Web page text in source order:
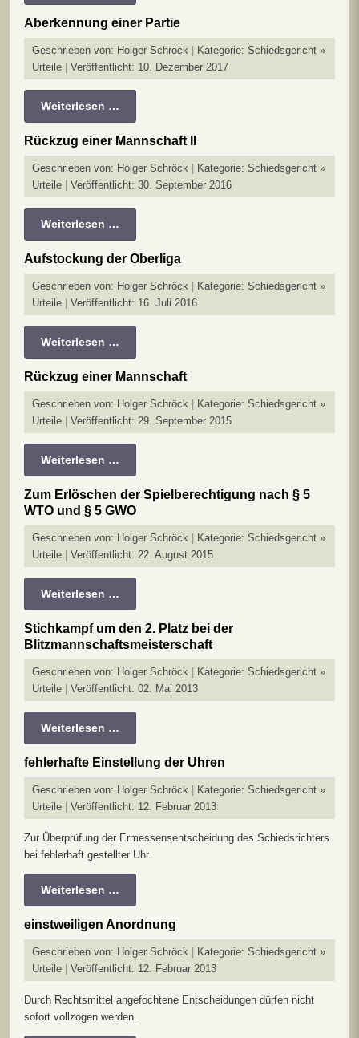
Aberkennung einer Partie
Geschrieben von: Holger Schröck Kategorie: Schiedsgericht »
Urteile
Veröffentlicht: 10. Dezember 2017
Weiterlesen …
Rückzug einer Mannschaft II
Geschrieben von: Holger Schröck Kategorie: Schiedsgericht »
Urteile
Veröffentlicht: 30. September 2016
Weiterlesen …
Aufstockung der Oberliga
Geschrieben von: Holger Schröck Kategorie: Schiedsgericht »
Urteile
Veröffentlicht: 16. Juli 2016
Weiterlesen …
Rückzug einer Mannschaft
Geschrieben von: Holger Schröck Kategorie: Schiedsgericht »
Urteile
Veröffentlicht: 29. September 2015
Weiterlesen …
Zum Erlöschen der Spielberechtigung nach § 5
WTO und § 5 GWO
Geschrieben von: Holger Schröck Kategorie: Schiedsgericht »
Urteile
Veröffentlicht: 22. August 2015
Weiterlesen …
Stichkampf um den 2. Platz bei der
Blitzmannschaftsmeisterschaft
Geschrieben von: Holger Schröck Kategorie: Schiedsgericht »
Urteile
Veröffentlicht: 02. Mai 2013
Weiterlesen …
fehlerhafte Einstellung der Uhren
Geschrieben von: Holger Schröck Kategorie: Schiedsgericht »
Urteile
Veröffentlicht: 12. Februar 2013
Zur Überprüfung der Ermessensentscheidung des Schiedsrichters
bei fehlerhaft gestellter Uhr.
Weiterlesen …
einstweiligen Anordnung
Geschrieben von: Holger Schröck Kategorie: Schiedsgericht »
Urteile
Veröffentlicht: 12. Februar 2013
Durch Rechtsmittel angefochtene Entscheidungen dürfen nicht
sofort vollzogen werden.